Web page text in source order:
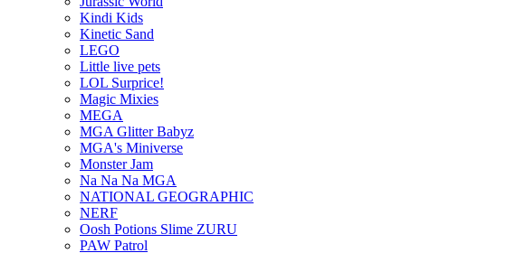
Kindi Kids
Kinetic Sand
LEGO
Little live pets
LOL Surprice!
Magic Mixies
MEGA
MGA Glitter Babyz
MGA's Miniverse
Monster Jam
Na Na Na MGA
NATIONAL GEOGRAPHIC
NERF
Oosh Potions Slime ZURU
PAW Patrol